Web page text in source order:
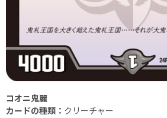
コオニ鬼麗
カードの種類： クリーチャー